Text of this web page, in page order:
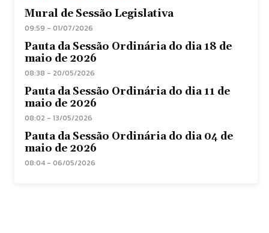
Mural de Sessão Legislativa
09:59 - 01/07/2026
Pauta da Sessão Ordinária do dia 18 de
maio de 2026
08:38 - 20/05/2026
Pauta da Sessão Ordinária do dia 11 de
maio de 2026
08:02 - 13/05/2026
Pauta da Sessão Ordinária do dia 04 de
maio de 2026
08:04 - 06/05/2026